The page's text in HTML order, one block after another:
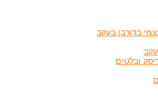
בדורבן בעקב
ובלטים